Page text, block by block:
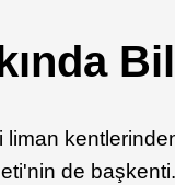
liman
de